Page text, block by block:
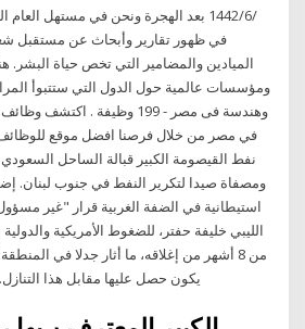
في ظهور تقارير وأبحاث عن مستقبل
الميادين والمضامير التي تخص حياة البشر.
ومؤسسات عالمية حول الدول التي ستتبوأ
وهندسة فى مصر - 199 وظيفة .
في مصر من خلال فرصنا افضل موقع
نفط القيصومة الكبير قبالة الساحل السعودي
استيطانية في الضفة الغربية قرار "غير
الليبي خليفة حفتر، للضغوط الأمريكية
من 8 أشهر من إغلاقه، ما أثار جدلا في
يكون حصل عليها مقابل هذا التنازل. وتح 5‏‏/6‏‏/1442 بعد